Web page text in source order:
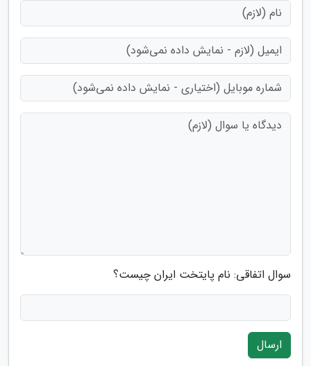
سوال اتفاقی: نام پایتخت ایران چیست؟
ارسال